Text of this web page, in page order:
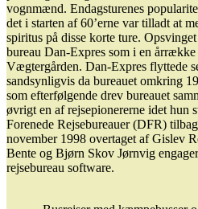
vognmænd. Endagsturenes
det i starten af 60’erne var tilladt at
spiritus på disse korte ture.
bureau Dan-Expres som i en
Vægtergården. Dan-Expres flyttede
sandsynligvis da bureauet omkring
som efterfølgende drev bureauet
øvrigt en af rejsepionererne idet hun
Forenede Rejsebureauer (DFR)
november 1998 overtaget af Gislev
Bente og Bjørn Skov Jørnvig
rejsebureau software.